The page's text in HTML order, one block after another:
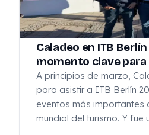
Caladeo en ITB
momento clave para
A principios de marzo,
para asistir a ITB Berlín
eventos más importantes
mundial del turismo. Y fue